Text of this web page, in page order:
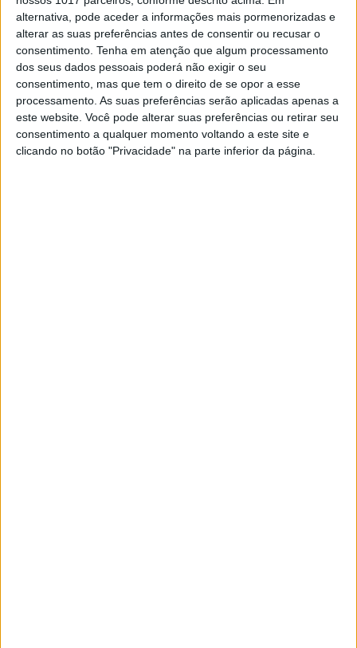
alternativa, pode aceder a informações mais pormenorizadas e
alterar as suas preferências antes de consentir ou recusar o
consentimento. Tenha em atenção que algum processamento
dos seus dados pessoais poderá não exigir o seu
consentimento, mas que tem o direito de se opor a esse
processamento. As suas preferências serão aplicadas apenas a
este website. Você pode alterar suas preferências ou retirar seu
consentimento a qualquer momento voltando a este site e
clicando no botão "Privacidade" na parte inferior da página.
equipa dos Açores. Aos comandos de uma
moto de MX2, Henrique Benevides (1.º/2.º/4.º)
venceu a primeira manga e esteve na luta pela
vitória nas outras duas corridas. Abel Carreiro
(8.º/6.º/3.º) terminou o dia na 6.ª posição
individual e foi fundamental no desempenho da
equipa insular. Rodrigo Benevides
(16.º/13.º/13.º) e Rodrigo Botelho
(15.º/15.º/16.º) ajudaram os Açores a subir ao
degrau intermédio do pódio.